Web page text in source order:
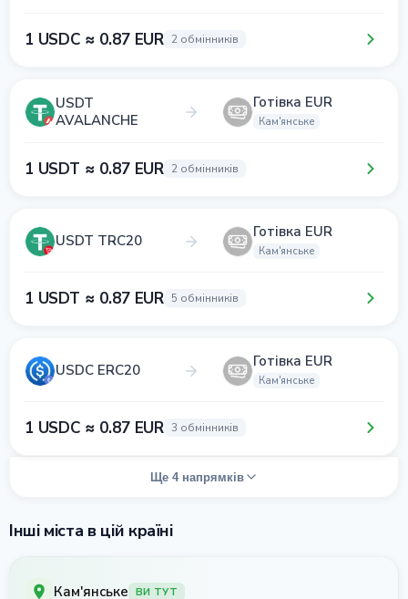
1 USDC ≈ 0.87 EUR 2 обмінників
USDT
AVALANCHE
Готівка EUR
Кам'янське
1 USDT ≈ 0.87 EUR 2 обмінників
USDT TRC20 Готівка EUR
Кам'янське
1 USDT ≈ 0.87 EUR 5 обмінників
USDC ERC20 Готівка EUR
Кам'янське
1 USDC ≈ 0.87 EUR 3 обмінників
Ще 4 напрямків
Інші міста в цій країні
Кам'янське ВИ ТУТ